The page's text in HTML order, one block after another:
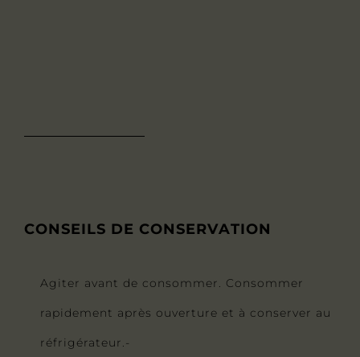
CONSEILS DE CONSERVATION
Agiter avant de consommer. Consommer
rapidement après ouverture et à conserver au
réfrigérateur.-